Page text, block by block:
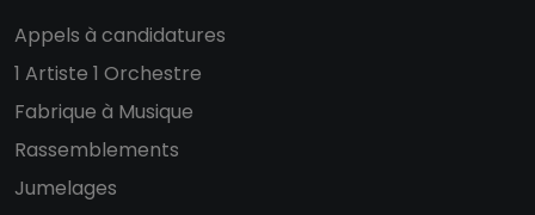
Appels à candidatures
1 Artiste 1 Orchestre
Fabrique à Musique
Rassemblements
Jumelages